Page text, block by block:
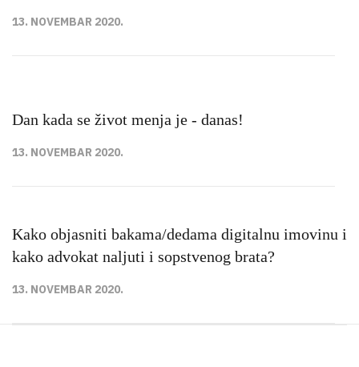
13. NOVEMBAR 2020.
Dan kada se život menja je - danas!
13. NOVEMBAR 2020.
Kako objasniti bakama/dedama digitalnu imovinu i
kako advokat naljuti i sopstvenog brata?
13. NOVEMBAR 2020.